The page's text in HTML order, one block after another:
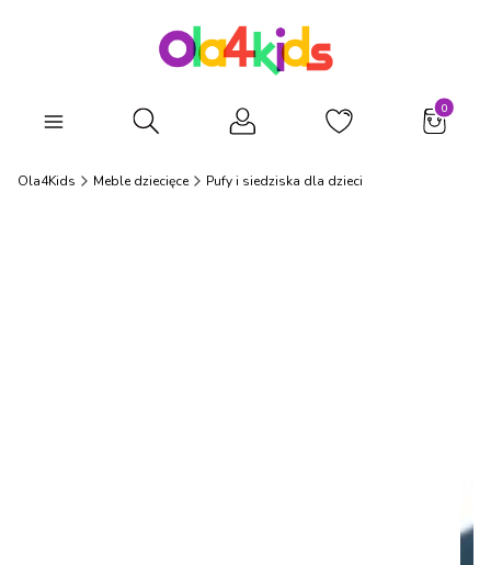
Otwórz wyszukiwarkę
Ola4Kids Meble dziecięce Pufy i siedziska dla dzieci